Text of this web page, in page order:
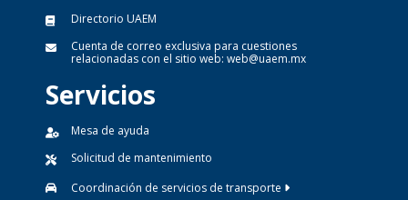
Directorio UAEM
Cuenta de correo exclusiva para cuestiones
relacionadas con el sitio web: web@uaem.mx
Servicios
Mesa de ayuda
Solicitud de mantenimiento
Coordinación de servicios de transporte